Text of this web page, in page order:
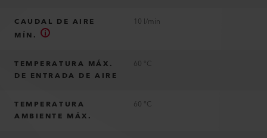
CAUDAL DE AIRE
MÍN.
10 l/min
TEMPERATURA MÁX.
DE ENTRADA DE AIRE
60 °C
TEMPERATURA
AMBIENTE MÁX.
60 °C